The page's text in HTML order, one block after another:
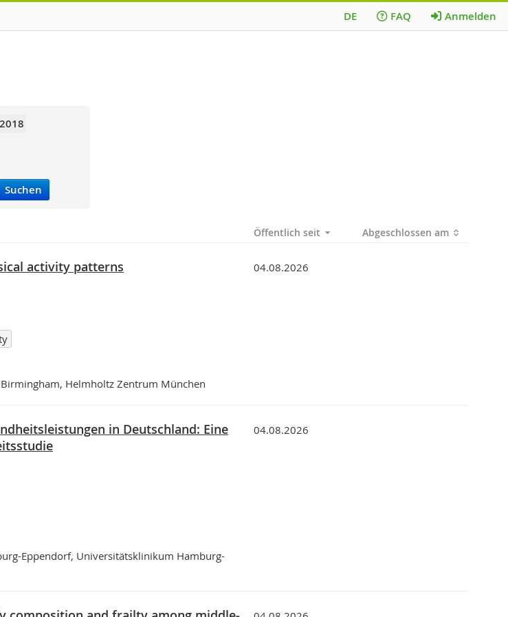
DE FAQ Anmelden
2018
Suchen
Öffentlich seit Abgeschlossen am
activity patterns
Helmholtz Zentrum München
04.08.2026
in Deutschland: Eine
Eppendorf, Universitätsklinikum Hamburg-
04.08.2026